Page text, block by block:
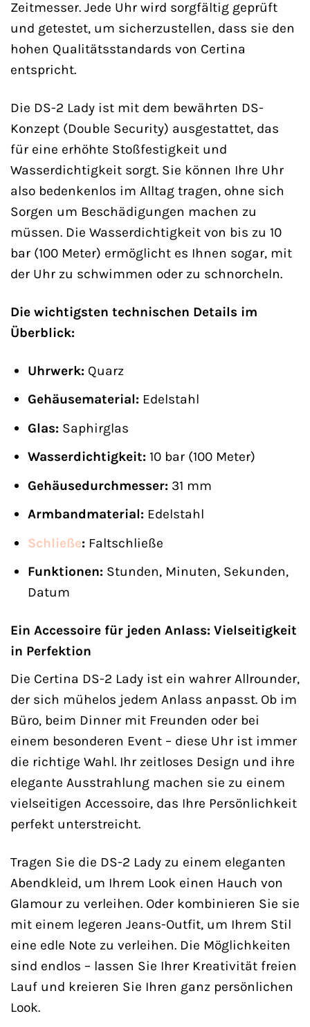
Zeitmesser. Jede Uhr wird sorgfältig geprüft
und getestet, um sicherzustellen, dass sie den
hohen Qualitätsstandards von Certina
entspricht.
Die DS-2 Lady ist mit dem bewährten DS-
Konzept (Double Security) ausgestattet, das
für eine erhöhte Stoßfestigkeit und
Wasserdichtigkeit sorgt. Sie können Ihre Uhr
also bedenkenlos im Alltag tragen, ohne sich
Sorgen um Beschädigungen machen zu
müssen. Die Wasserdichtigkeit von bis zu 10
bar (100 Meter) ermöglicht es Ihnen sogar, mit
der Uhr zu schwimmen oder zu schnorcheln.
Die wichtigsten technischen Details im
Überblick:
Uhrwerk:Quarz
Gehäusematerial:Edelstahl
Glas:Saphirglas
Wasserdichtigkeit:10 bar (100 Meter)
Gehäusedurchmesser:31 mm
Armbandmaterial:Edelstahl
Schließe:Faltschließe
Funktionen:Stunden, Minuten, Sekunden,
Datum
Ein Accessoire für jeden Anlass: Vielseitigkeit
in Perfektion
Die Certina DS-2 Lady ist ein wahrer Allrounder,
der sich mühelos jedem Anlass anpasst. Ob im
Büro, beim Dinner mit Freunden oder bei
einem besonderen Event – diese Uhr ist immer
die richtige Wahl. Ihr zeitloses Design und ihre
elegante Ausstrahlung machen sie zu einem
vielseitigen Accessoire, das Ihre Persönlichkeit
perfekt unterstreicht.
Tragen Sie die DS-2 Lady zu einem eleganten
Abendkleid, um Ihrem Look einen Hauch von
Glamour zu verleihen. Oder kombinieren Sie sie
mit einem legeren Jeans-Outfit, um Ihrem Stil
eine edle Note zu verleihen. Die Möglichkeiten
sind endlos – lassen Sie Ihrer Kreativität freien
Lauf und kreieren Sie Ihren ganz persönlichen
Look.